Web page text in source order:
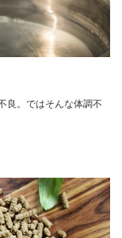
良。ではそんな体調不